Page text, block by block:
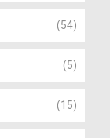
(54)
(5)
(15)